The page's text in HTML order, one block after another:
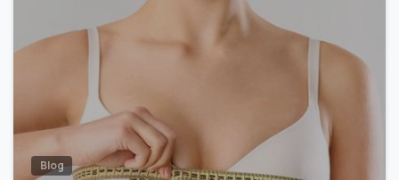
Blog